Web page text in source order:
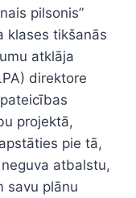
pilsonis”
klases tikšanās
atklāja
direktore
projektā,
pie tā,
atbalstu,
savu plānu